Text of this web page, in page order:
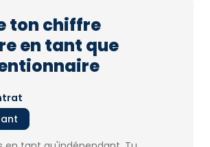
ton chiffre
en tant que